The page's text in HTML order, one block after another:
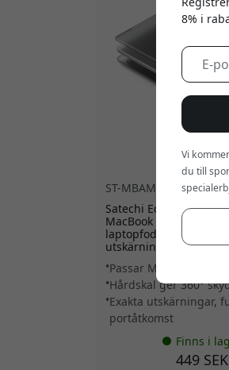
ST-MBAM2DR
Satechi Eco
MacBook Air M2 (2022)
laptopfodral med exakta
utskärningar - Mörk
Passar MacBook Air M2
Hårdskal ger 360°
Exakta utskärningar,
portåtkomst
Finns i
449 SEK
8% i
Vi
du till